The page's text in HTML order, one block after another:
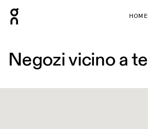
HOME
Negozi vicino a te